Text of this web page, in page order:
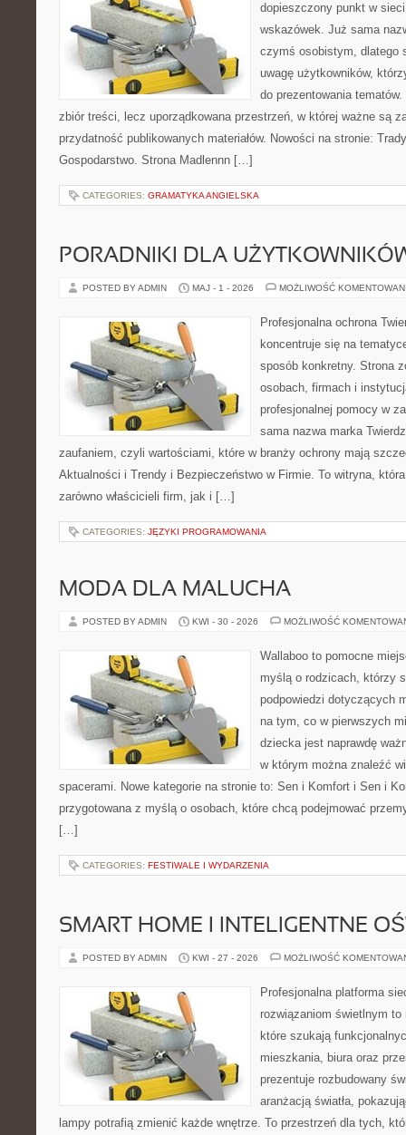
dopieszczony punkt w
wskazówek. Już sama
czymś osobistym, dlatego
uwagę użytkowników,
do prezentowania
zbiór treści, lecz uporządkowana przestrzeń, w której ważne są
przydatność publikowanych materiałów. Nowości na stronie:
Gospodarstwo. Strona Madlennn […]
CATEGORIES: GRAMATYKA ANGIELSKA
PORADNIKI DLA
POSTED BY ADMIN MAJ - 1 - 2026 MOŻLIWOŚĆ
Profesjonalna ochrona
koncentruje się na
sposób konkretny. Strona
osobach, firmach i
profesjonalnej pomocy w
sama nazwa marka
zaufaniem, czyli wartościami, które w branży ochrony mają
Aktualności i Trendy i Bezpieczeństwo w Firmie. To witryna,
zarówno właścicieli firm, jak i […]
CATEGORIES: JĘZYKI PROGRAMOWANIA
MODA DLA MALUCHA
POSTED BY ADMIN KWI - 30 - 2026 MOŻLIWOŚĆ
Wallaboo to pomocne
myślą o rodzicach, którzy
podpowiedzi dotyczących
na tym, co w pierwszych
dziecka jest naprawdę
w którym można znaleźć
spacerami. Nowe kategorie na stronie to: Sen i Komfort i Sen i
przygotowana z myślą o osobach, które chcą podejmować
[…]
CATEGORIES: FESTIWALE I WYDARZENIA
SMART HOME I INTELIGENTNE
POSTED BY ADMIN KWI - 27 - 2026 MOŻLIWOŚĆ
Profesjonalna platforma
rozwiązaniom świetlnym
które szukają
mieszkania, biura oraz
prezentuje rozbudowany
aranżacją światła,
lampy potrafią zmienić każde wnętrze. To przestrzeń dla tych,